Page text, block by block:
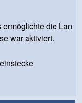
die Lan
war aktiviert.